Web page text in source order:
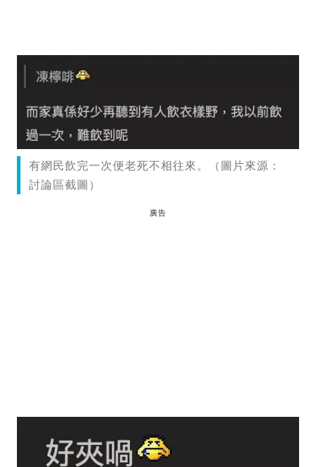
有網民飲完一次便老死不相往來。（圖片來源：
討論區截圖）
廣告